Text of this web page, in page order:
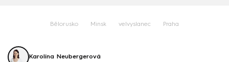
Bělorusko Minsk velvyslanec Praha
Karolína Neubergerová